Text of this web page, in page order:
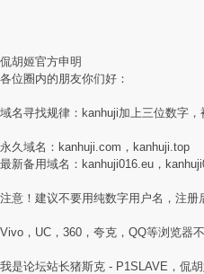
侃胡姬官方申明
各位圈内的朋友你们好：
域名寻找规律：kanhuji加上三位数字
永久域名：kanhuji.com，kanhuji.top
最新备用域名：kanhuji016.eu，
注意！建议不要用纯数字用户名，注册
Vivo，UC，360，夸克，QQ等浏览器
我是论坛站长猪斯克 - P1SLAVE，侃